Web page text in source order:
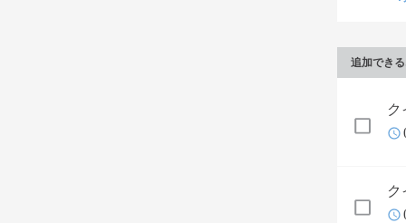
追加でき
ク
ク